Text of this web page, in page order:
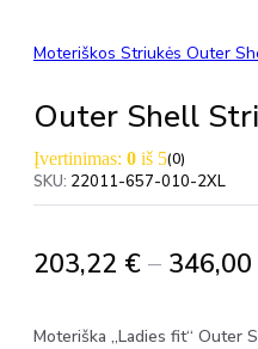
Moteriškos Striukės Outer
Outer Shell
Įvertinimas: 0 iš 5(0)
SKU: 22011-657-010-2XL
203,22 € – 346,00
Moteriška „Ladies fit“ Outer